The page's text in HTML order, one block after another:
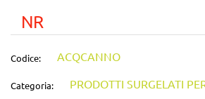
NR
Codice: ACQCANNO
Categoria: PRODOTTI SURGELATI